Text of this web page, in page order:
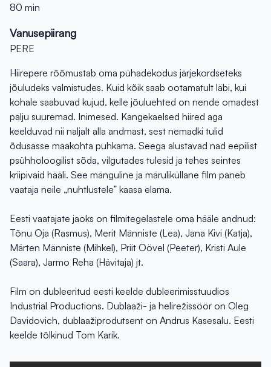
80 min
Vanusepiirang
PERE
Hiirepere rõõmustab oma pühadekodus järjekordseteks
jõuludeks valmistudes. Kuid kõik saab ootamatult läbi, kui
kohale saabuvad kujud, kelle jõuluehted on nende omadest
palju suuremad. Inimesed. Kangekaelsed hiired aga
keelduvad nii naljalt alla andmast, sest nemadki tulid
õdusasse maakohta puhkama. Seega alustavad nad eepilist
psühholoogilist sõda, vilgutades tulesid ja tehes seintes
kriipivaid hääli. See mänguline ja märuliküllane film paneb
vaataja neile „nuhtlustele” kaasa elama.
Eesti vaatajate jaoks on filmitegelastele oma hääle andnud:
Tõnu Oja (Rasmus), Merit Männiste (Lea), Jana Kivi (Katja),
Märten Männiste (Mihkel), Priit Öövel (Peeter), Kristi Aule
(Saara), Jarmo Reha (Hävitaja) jt.
Film on dubleeritud eesti keelde dubleerimisstuudios
Industrial Productions. Dublaaži- ja helirežissöör on Oleg
Davidovich, dublaažiprodutsent on Andrus Kasesalu. Eesti
keelde tõlkinud Tom Karik.